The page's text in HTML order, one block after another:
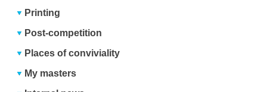
Printing
Post-competition
Places of conviviality
My masters